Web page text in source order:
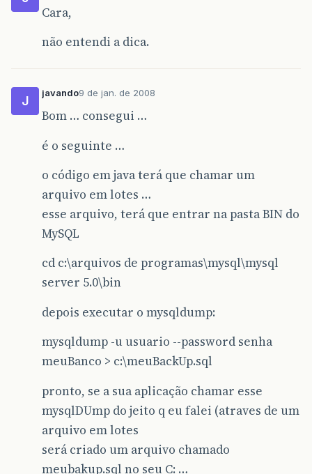
Cara,
não entendi a dica.
J
javando9 de jan. de 2008
Bom … consegui …
é o seguinte …
o código em java terá que chamar um
arquivo em lotes …
esse arquivo, terá que entrar na pasta BIN do
MySQL
cd c:\arquivos de programas\mysql\mysql
server 5.0\bin
depois executar o mysqldump:
mysqldump -u usuario --password senha
meuBanco > c:\meuBackUp.sql
pronto, se a sua aplicação chamar esse
mysqlDUmp do jeito q eu falei (atraves de um
arquivo em lotes
será criado um arquivo chamado
meubakup.sql no seu C: …